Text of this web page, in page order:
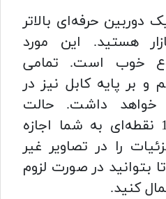
دوربین حرفه‌ای بالاتر
هستید. این مورد
خوب است. تمامی
بر پایه کابل نیز در
خواهد داشت. حالت
فوکوس اتوماتیک 19 نقطه‌ای به شما اجازه
را در تصاویر غیر
بتوانید در صورت لزوم
کنید.